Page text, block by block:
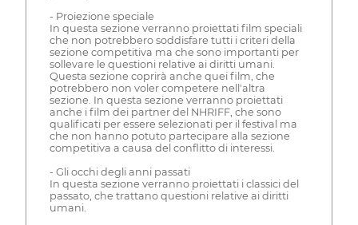
- Proiezione speciale
In questa sezione verranno proiettati film speciali
che non potrebbero soddisfare tutti i criteri della
sezione competitiva ma che sono importanti per
sollevare le questioni relative ai diritti umani.
Questa sezione coprirà anche quei film, che
potrebbero non voler competere nell'altra
sezione. In questa sezione verranno proiettati
anche i film dei partner del NHRIFF, che sono
qualificati per essere selezionati per il festival ma
che non hanno potuto partecipare alla sezione
competitiva a causa del conflitto di interessi.
- Gli occhi degli anni passati
In questa sezione verranno proiettati i classici del
passato, che trattano questioni relative ai diritti
umani.